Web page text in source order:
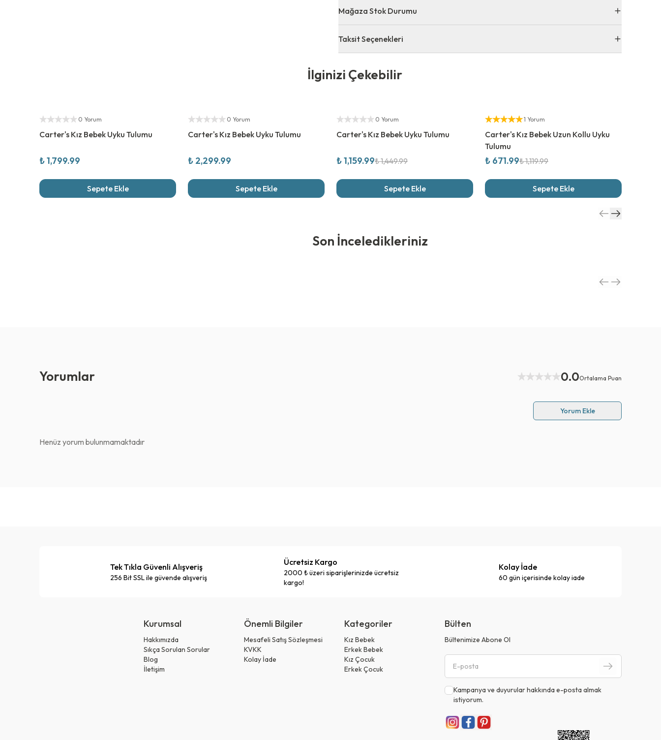
Mağaza Stok Durumu
Taksit Seçenekleri
İlginizi Çekebilir
0 Yorum
Carter's Kız Bebek Uyku Tulumu
₺ 1,799.99
Sepete Ekle
0 Yorum
Carter's Kız Bebek Uyku Tulumu
₺ 2,299.99
Sepete Ekle
Yetkili Satıcı
0 Yorum
Carter's Kız Bebek Uyku Tulumu
₺ 1,159.99₺ 1,449.99
Sepete Ekle
Yetkili Satıcı
1 Yorum
Carter's Kız Bebek Uzun Kollu Uyku
Tulumu
₺ 671.99₺ 1,119.99
Sepete Ekle
Son İnceledikleriniz
Yorumlar 0.0Ortalama Puan
Yorum Ekle
Henüz yorum bulunmamaktadır
Tek Tıkla Güvenli Alışveriş
256 Bit SSL ile güvende alışveriş
Ücretsiz Kargo
2000 ₺ üzeri siparişlerinizde ücretsiz
kargo!
Kolay İade
60 gün içerisinde kolay iade
Kurumsal
Hakkımızda
Sıkça Sorulan Sorular
Blog
İletişim
Önemli Bilgiler
Mesafeli Satış Sözleşmesi
KVKK
Kolay İade
Kategoriler
Kız Bebek
Erkek Bebek
Kız Çocuk
Erkek Çocuk
Bülten
Bültenimize Abone Ol
Kampanya ve duyurular hakkında e-posta almak
istiyorum.